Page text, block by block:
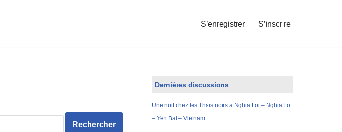
S’enregistrer S’inscrire
Dernières discussions
Une nuit chez les Thais noirs a Nghia Loi – Nghia Lo
– Yen Bai – Vietnam.